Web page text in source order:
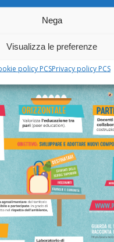
Nega
Visualizza le preferenze
policy PCSPrivacy policy PCS
che